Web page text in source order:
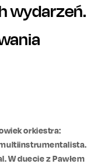
wydarzeń.
orkiestra:
W duecie z Pawłem